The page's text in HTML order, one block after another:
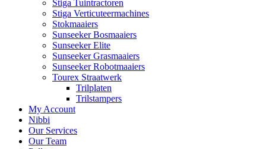
Stiga Tuintractoren
Stiga Verticuteermachines
Stokmaaiers
Sunseeker Bosmaaiers
Sunseeker Elite
Sunseeker Grasmaaiers
Sunseeker Robotmaaiers
Tourex Straatwerk
Trilplaten
Trilstampers
My Account
Nibbi
Our Services
Our Team